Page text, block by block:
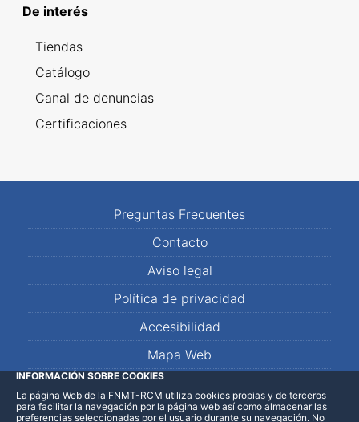
De interés
Tiendas
Catálogo
Canal de denuncias
Certificaciones
Preguntas Frecuentes
Contacto
Aviso legal
Política de privacidad
Accesibilidad
Mapa Web
LinkedInFacebookWhatsApp
INFORMACIÓN SOBRE COOKIES
La página Web de la FNMT-RCM utiliza cookies propias y de terceros
para facilitar la navegación por la página web así como almacenar las
preferencias seleccionadas por el usuario durante su navegación. No